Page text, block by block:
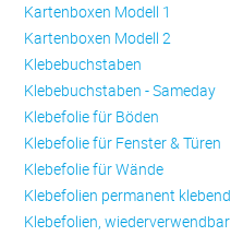
Kartenboxen Modell 1
Kartenboxen Modell 2
Klebebuchstaben
Klebebuchstaben - Sameday
Klebefolie für Böden
Klebefolie für Fenster & Türen
Klebefolie für Wände
Klebefolien permanent klebend
Klebefolien, wiederverwendbar